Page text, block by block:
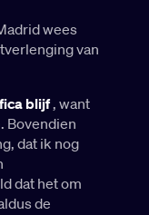
wees
van
blijf, want
Bovendien
dat ik nog
dat het om
de